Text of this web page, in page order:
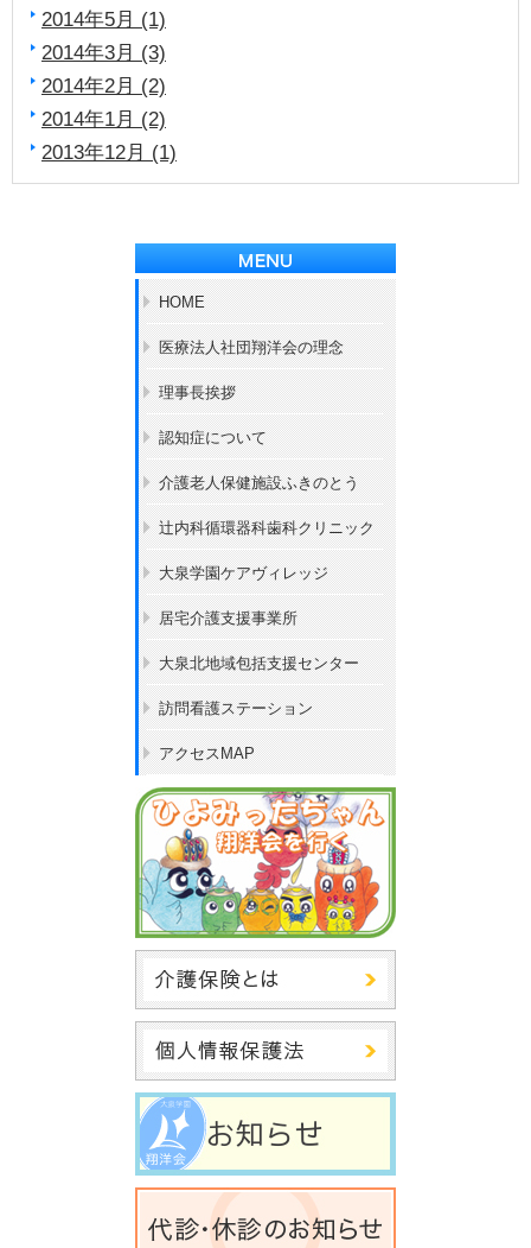
2014年5月 (1)
2014年3月 (3)
2014年2月 (2)
2014年1月 (2)
2013年12月 (1)
HOME
医療法人社団翔洋会の理念
理事長挨拶
認知症について
介護老人保健施設ふきのとう
辻内科循環器科歯科クリニック
大泉学園ケアヴィレッジ
居宅介護支援事業所
大泉北地域包括支援センター
訪問看護ステーション
アクセスMAP